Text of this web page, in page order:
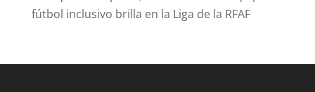
fútbol inclusivo brilla en la Liga de la RFAF